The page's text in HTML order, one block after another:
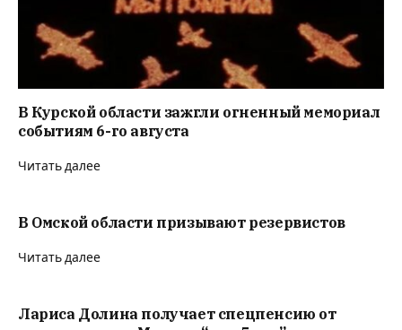
В Курской области зажгли огненный мемориал
событиям 6-го августа
Читать далее
В Омской области призывают резервистов
Читать далее
Лариса Долина получает спецпенсию от